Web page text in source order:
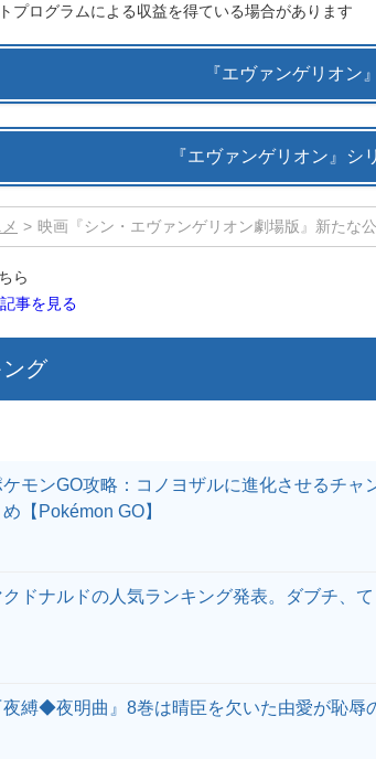
プログラムによる収益を得ている場合があります
『エヴァンゲリオン
『エヴァンゲリオン』シ
映画『シン・エヴァンゲリオン劇場版』新たな
ら
事を見る
グ
ケモンGO攻略：コノヨザルに進化させるチャ
め【Pokémon GO】
クドナルドの人気ランキング発表。ダブチ、
夜縛◆夜明曲』8巻は晴臣を欠いた由愛が恥辱